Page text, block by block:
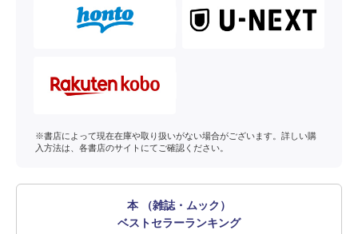
※書店によって現在在庫や取り扱いがない場合がございます。詳しい購
入方法は、各書店のサイトにてご確認ください。
本 （雑誌・ムック）
ベストセラーランキング